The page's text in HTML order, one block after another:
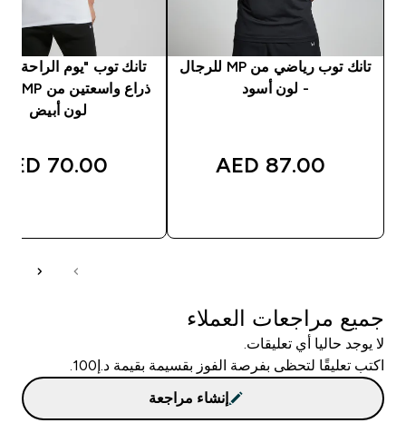
تانك توب رياضي من MP للرجال
- لون أسود
87.00 AED‎
تانك توب "يوم الراحة"
لون أبيض
70.00 AED‎
جميع مراجعات العملاء
لا يوجد حاليا أي تعليقات.
اكتب تعليقًا لتحظى بفرصة الفوز بقسيمة بقيمة د.إ100.
إنشاء مراجعة